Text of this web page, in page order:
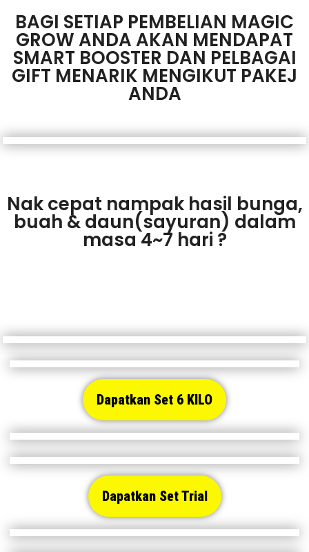
BAGI SETIAP PEMBELIAN MAGIC
GROW ANDA AKAN MENDAPAT
SMART BOOSTER DAN PELBAGAI
GIFT MENARIK MENGIKUT PAKEJ
ANDA
Nak cepat nampak hasil bunga,
buah & daun(sayuran) dalam
masa 4~7 hari ?
Dapatkan Set 6 KILO
Dapatkan Set Trial